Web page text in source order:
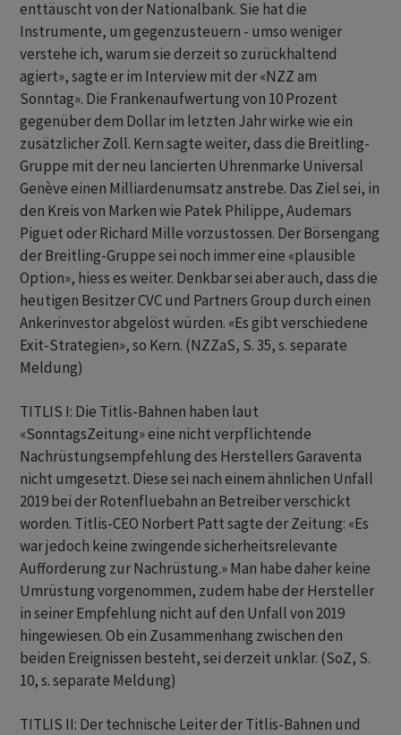
enttäuscht von der Nationalbank. Sie hat die
Instrumente, um gegenzusteuern - umso weniger
verstehe ich, warum sie derzeit so zurückhaltend
agiert», sagte er im Interview mit der «NZZ am
Sonntag». Die Frankenaufwertung von 10 Prozent
gegenüber dem Dollar im letzten Jahr wirke wie ein
zusätzlicher Zoll. Kern sagte weiter, dass die Breitling-
Gruppe mit der neu lancierten Uhrenmarke Universal
Genève einen Milliardenumsatz anstrebe. Das Ziel sei, in
den Kreis von Marken wie Patek Philippe, Audemars
Piguet oder Richard Mille vorzustossen. Der Börsengang
der Breitling-Gruppe sei noch immer eine «plausible
Option», hiess es weiter. Denkbar sei aber auch, dass die
heutigen Besitzer CVC und Partners Group durch einen
Ankerinvestor abgelöst würden. «Es gibt verschiedene
Exit-Strategien», so Kern. (NZZaS, S. 35, s. separate
Meldung)
TITLIS I: Die Titlis-Bahnen haben laut
«SonntagsZeitung» eine nicht verpflichtende
Nachrüstungsempfehlung des Herstellers Garaventa
nicht umgesetzt. Diese sei nach einem ähnlichen Unfall
2019 bei der Rotenfluebahn an Betreiber verschickt
worden. Titlis-CEO Norbert Patt sagte der Zeitung: «Es
war jedoch keine zwingende sicherheitsrelevante
Aufforderung zur Nachrüstung.» Man habe daher keine
Umrüstung vorgenommen, zudem habe der Hersteller
in seiner Empfehlung nicht auf den Unfall von 2019
hingewiesen. Ob ein Zusammenhang zwischen den
beiden Ereignissen besteht, sei derzeit unklar. (SoZ, S.
10, s. separate Meldung)
TITLIS II: Der technische Leiter der Titlis-Bahnen und